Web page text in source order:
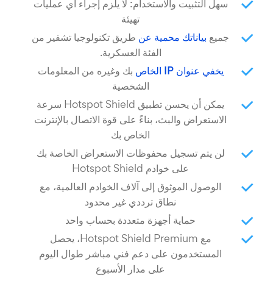
سهل التثبيت والاستخدام: لا يلزم إجراء أي عمليات
تهيئة
جميع بياناتك محمية عن طريق تكنولوجيا تشفير من
الفئة العسكرية.
يخفي عنوان IP الخاص
بك وغيره من المعلومات
الشخصية
يمكن أن يحسن تطبيق Hotspot Shield سرعة
الاستعراض والبث، بناءً على قوة الاتصال بالإنترنت
الخاص بك
لن يتم تسجيل محفوظات الاستعراض الخاصة بك
على خوادم Hotspot Shield
الوصول الموثوق إلى آلاف الخوادم العالمية، مع
نطاق ترددي غير محدود
حماية أجهزة متعددة بحساب واحد
مع Hotspot Shield Premium، يحصل
المستخدمون على دعم فني مباشر طوال اليوم
على مدار الأسبوع